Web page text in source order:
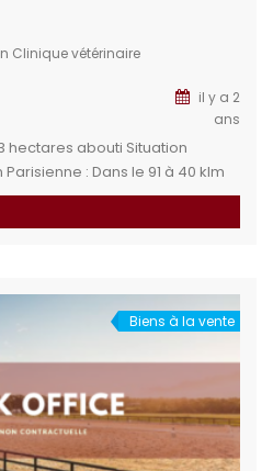
Clinique vétérinaire
il y a 2
ans
hectares abouti Situation
: Dans le 91 à 40 klm
– ou ligne C du RER Gare à
logements : 3 studios
Biens à la vente